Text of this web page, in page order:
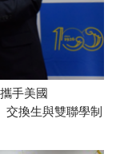
手美國
交換生與雙聯學制